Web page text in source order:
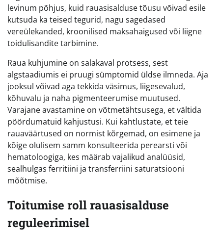
levinum põhjus, kuid rauasisalduse tõusu võivad esile
kutsuda ka teised tegurid, nagu sagedased
vereülekanded, kroonilised maksahaigused või liigne
toidulisandite tarbimine.
Raua kuhjumine on salakaval protsess, sest
algstaadiumis ei pruugi sümptomid üldse ilmneda. Aja
jooksul võivad aga tekkida väsimus, liigesevalud,
kõhuvalu ja naha pigmenteerumise muutused.
Varajane avastamine on võtmetähtsusega, et vältida
pöördumatuid kahjustusi. Kui kahtlustate, et teie
rauaväärtused on normist kõrgemad, on esimene ja
kõige olulisem samm konsulteerida perearsti või
hematoloogiga, kes määrab vajalikud analüüsid,
sealhulgas ferritiini ja transferriini saturatsiooni
mõõtmise.
Toitumise roll rauasisalduse
reguleerimisel